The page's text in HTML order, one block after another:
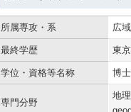
所属専攻・系 広
最終学歴 東
学位・資格等名称 博
専門分野
地